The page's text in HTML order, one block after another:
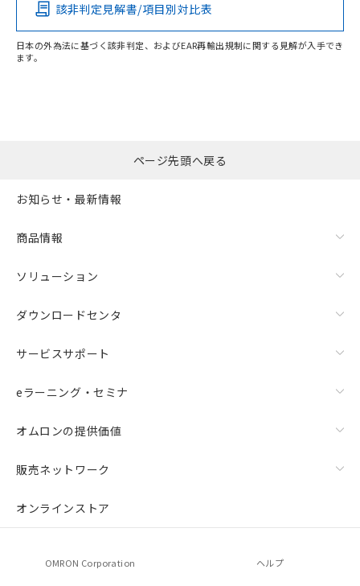
該非判定見解書/項目別対比表
日本の外為法に基づく該非判定、およびEAR再輸出規制に関する見解が入手でき
ます。
ページ先頭へ戻る
お知らせ・最新情報
商品情報
ソリューション
ダウンロードセンタ
サービスサポート
eラーニング・セミナ
オムロンの提供価値
販売ネットワーク
オンラインストア
OMRON Corporation ヘルプ